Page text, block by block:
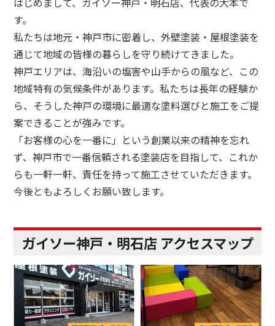
す。
私たちは地元・神戸市に密着し、外壁塗装・屋根塗装を
通じて地域の皆様の暮らしを守り続けてきました。
神戸エリアは、海沿いの塩害や山手からの風など、この
地域特有の気候条件があります。私たちは長年の経験か
ら、そうした神戸の環境に最適な塗料選びと施工をご提
案できることが強みです。
「お客様の心を一番に」という創業以来の精神を忘れ
ず、神戸市で一番信頼される塗装店を目指して、これか
らも一軒一軒、責任を持って施工させていただきます。
今後ともよろしくお願い致します。
ガイソー神戸・明石店 アクセスマップ